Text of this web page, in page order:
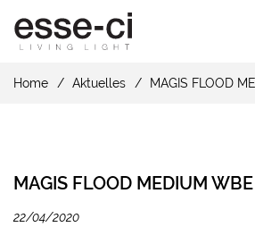
Home Aktuelles MAGIS FLOOD
MAGIS FLOOD MEDIUM WBE
22/04/2020